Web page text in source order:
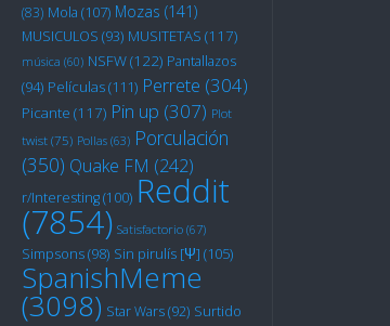
(83) Mola (107) Mozas (141)
MUSICULOS (93) MUSITETAS (117)
música (60) NSFW(122) Pantallazos
(94) Películas(111) Perrete (304)
Picante (117) Pin up (307) Plot
twist (75) Pollas (63) Porculación
(350) Quake FM (242)
r/Interesting(100) Reddit
(7854) Satisfactorio (67)
Simpsons(98) Sin pirulís [Ψ] (105)
SpanishMeme
(3098) Star Wars(92) Surtido